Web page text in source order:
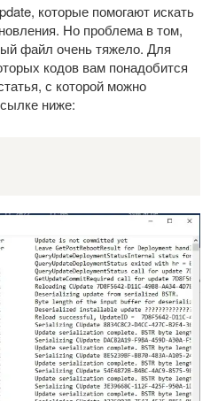
которые помогают искать
Но проблема в том,
файл очень тяжело. Для
кодов вам понадобится
с которой можно
ниже: